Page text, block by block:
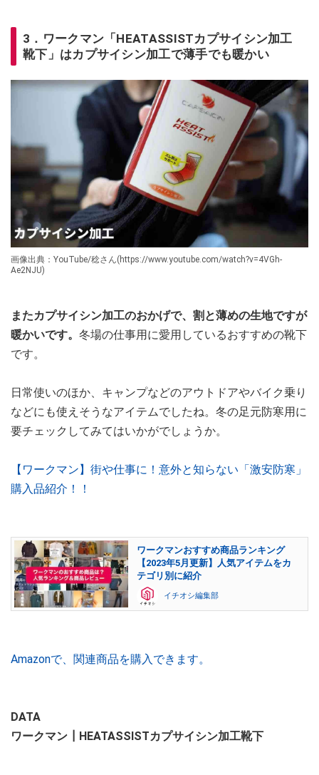
3．ワークマン「HEATASSISTカプサイシン加工
靴下」はカプサイシン加工で薄手でも暖かい
画像出典：YouTube/稔さん(https://www.youtube.com/watch?v=4VGh-
Ae2NJU)
またカプサイシン加工のおかげで、割と薄めの生地ですが
暖かいです。 冬場の仕事用に愛用しているおすすめの靴下
です。
日常使いのほか、キャンプなどのアウトドアやバイク乗り
などにも使えそうなアイテムでしたね。冬の足元防寒用に
要チェックしてみてはいかがでしょうか。
【ワークマン】街や仕事に！意外と知らない「激安防寒」
購入品紹介！！
ワークマンおすすめ商品ランキング
【2023年5月更新】人気アイテムをカ
テゴリ別に紹介
イチオシ編集部
Amazonで、関連商品を購入できます。
DATA
ワークマン┃HEATASSISTカプサイシン加工靴下